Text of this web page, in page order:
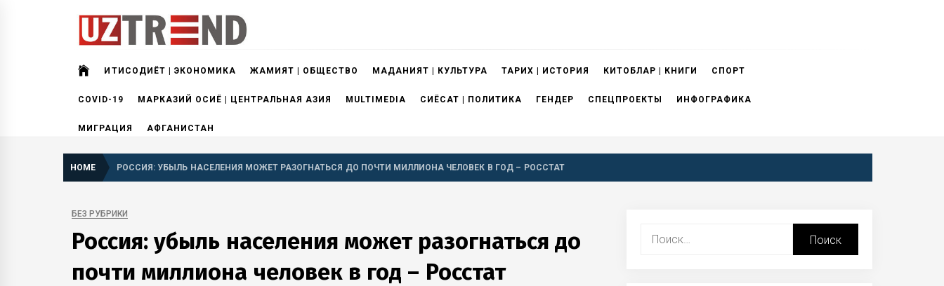
uztrend
ИҚТИСОДИЁТ | ЭКОНОМИКА ЖАМИЯТ | ОБЩЕСТВО МАДАНИЯТ | КУЛЬТУРА ТАРИХ | ИСТОРИЯ КИТОБЛАР | КНИГИ СПОРТ
COVID-19 МАРКАЗИЙ ОСИЁ | ЦЕНТРАЛЬНАЯ АЗИЯ MULTIMEDIA СИЁСАТ | ПОЛИТИКА ГЕНДЕР СПЕЦПРОЕКТЫ ИНФОГРАФИКА
МИГРАЦИЯ АФГАНИСТАН
HOME РОССИЯ: УБЫЛЬ НАСЕЛЕНИЯ МОЖЕТ РАЗОГНАТЬСЯ ДО ПОЧТИ МИЛЛИОНА ЧЕЛОВЕК В ГОД – РОССТАТ
БЕЗ РУБРИКИ
Россия: убыль населения может разогнаться до
почти миллиона человек в год – Росстат
Найти: